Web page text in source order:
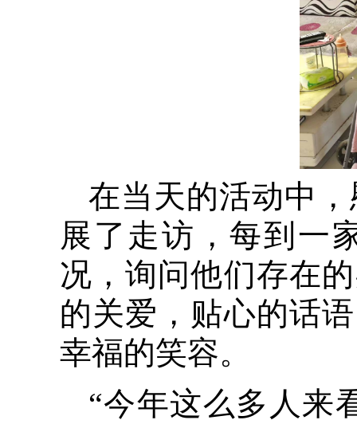
在当天的活动中
展了走访，每到一
况，询问他们存在
的关爱，贴心的话
幸福的笑容。
“今年这么多人来